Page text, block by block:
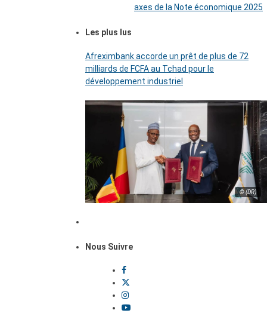
axes de la Note économique 2025
Les plus lus
Afreximbank accorde un prêt de plus de 72
milliards de FCFA au Tchad pour le
développement industriel
© (DR)
Nous Suivre